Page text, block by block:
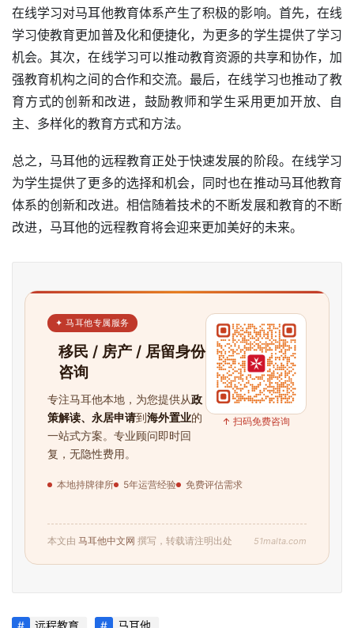
首
页
在线学习对马耳他教育体系产生了积极的影响。首先，在线
学习使教育更加普及化和便捷化，为更多的学生提供了学习
机会。其次，在线学习可以推动教育资源的共享和协作，加
强教育机构之间的合作和交流。最后，在线学习也推动了教
育方式的创新和改进，鼓励教师和学生采用更加开放、自
主、多样化的教育方式和方法。
总之，马耳他的远程教育正处于快速发展的阶段。在线学习
为学生提供了更多的选择和机会，同时也在推动马耳他教育
体系的创新和改进。相信随着技术的不断发展和教育的不断
改进，马耳他的远程教育将会迎来更加美好的未来。
✦ 马耳他专属服务
移民 / 房产 / 居留身份
咨询
专注马耳他本地，为您提供从政
策解读、永居申请到海外置业的
一站式方案。专业顾问即时回
复，无隐性费用。
本地持牌律所 5年运营经验 免费评估需求
↑ 扫码免费咨询
本文由 马耳他中文网 撰写，转载请注明出处 51malta.com